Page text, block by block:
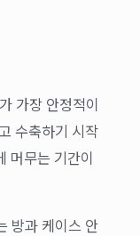
가장 안정적이
수축하기 시작
무는 기간이
방과 케이스 안